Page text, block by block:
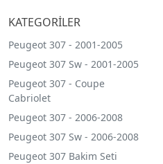
KATEGORİLER
Peugeot 307 - 2001-2005
Peugeot 307 Sw - 2001-2005
Peugeot 307 - Coupe
Cabriolet
Peugeot 307 - 2006-2008
Peugeot 307 Sw - 2006-2008
Peugeot 307 Bakim Seti